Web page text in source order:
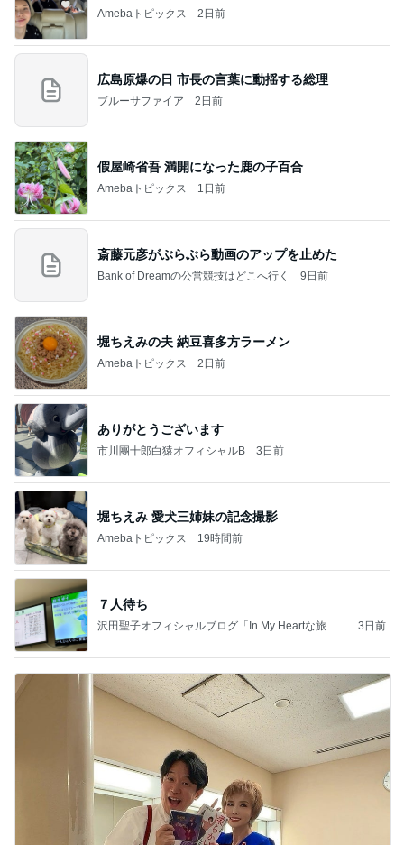
Amebaトピックス 2日前
広島原爆の日 市長の言葉に動揺する総理
ブルーサファイア 2日前
假屋崎省吾 満開になった鹿の子百合
Amebaトピックス 1日前
斎藤元彦がぶらぶら動画のアップを止めた
Bank of Dreamの公営競技はどこへ行く 9日前
堀ちえみの夫 納豆喜多方ラーメン
Amebaトピックス 2日前
ありがとうございます
市川團十郎白猿オフィシャルB 3日前
堀ちえみ 愛犬三姉妹の記念撮影
Amebaトピックス 19時間前
７人待ち
沢田聖子オフィシャルブログ「In My Heartな旅日
3日前